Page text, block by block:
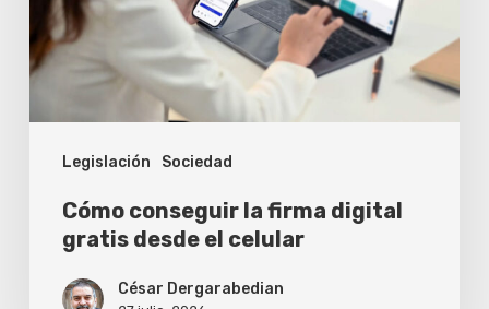
Legislación Sociedad
gratis
desde
celular
Cómo conseguir la firma digital
gratis desde el celular
César Dergarabedian